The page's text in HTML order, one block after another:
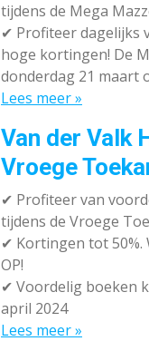
tijdens de Mega
✔ Profiteer dagelijks
hoge kortingen! De
donderdag 21 maart
Lees meer »
Van der Valk
Vroege
✔ Profiteer van
tijdens de Vroege
✔ Kortingen tot 50%.
OP!
✔ Voordelig boeken
april 2024
Lees meer »